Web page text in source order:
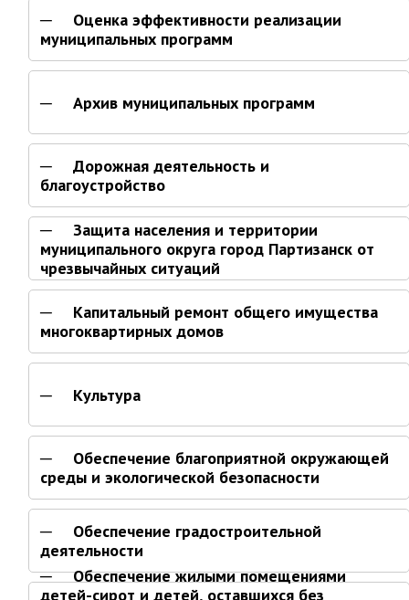
Отдел по учёту и переселению
граждан
Управление образования
Управление образования
Опека и попечительство
Управление ЖКК
Плановые проверки
Городские диспетчерские
службы
Правила благоустройства
Капитальный ремонт
Схема
теплоснабжения,водоснабжения.
развития систем
Подготовка к отопительному
сезону
Тарифы, нормативы
Информирование граждан
Административно-хозяйственное
управление
Оценка эффективности реализации
муниципальных программ
Архив муниципальных программ
Дорожная деятельность и
благоустройство
Защита населения и территории
муниципального округа город Партизанск от
чрезвычайных ситуаций
Капитальный ремонт общего имущества
многоквартирных домов
Культура
Обеспечение благоприятной окружающей
среды и экологической безопасности
Обеспечение градостроительной
деятельности
Обеспечение жилыми помещениями
детей-сирот и детей, оставшихся без